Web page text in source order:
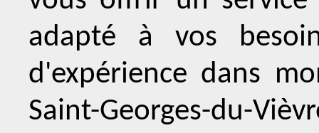
adapté à vos
d'expérience dans
Saint-Georges-du-